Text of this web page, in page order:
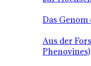
Das Genom
Aus der
Phenovines)